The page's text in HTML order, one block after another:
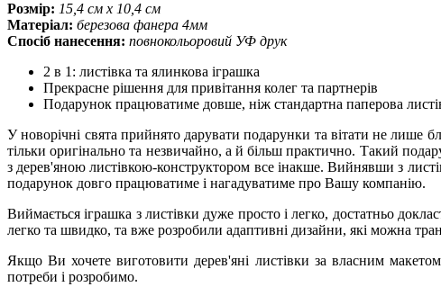
Розмір: 15,4 см х 10,4 см
Матеріал: березова фанера 4мм
Спосіб нанесення: повнокольоровий УФ друк
2 в 1: листівка та ялинкова іграшка
Прекрасне рішення для привітання колег та партнерів
Подарунок працюватиме довше, ніж стандартна паперова
У новорічні свята прийнято дарувати подарунки та вітати не лише
тільки оригінально та незвичайно, а й більш практично. Такий
з дерев'яною листівкою-конструктором все інакше. Вийнявши з
подарунок довго працюватиме і нагадуватиме про Вашу компанію.
Виймається іграшка з листівки дуже просто і легко, достатньо
легко та швидко, та вже розробили адаптивні дизайни, які можна
Якщо Ви хочете виготовити дерев'яні листівки за власним
потреби і розробимо.